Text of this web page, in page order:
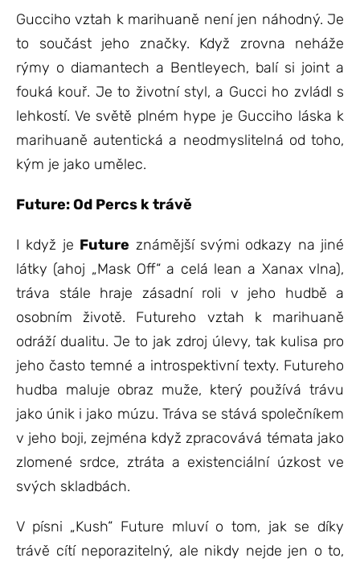
Gucciho vztah k marihuaně není jen náhodný. Je
to součást jeho značky. Když zrovna neháže
rýmy o diamantech a Bentleyech, balí si joint a
fouká kouř. Je to životní styl, a Gucci ho zvládl s
lehkostí. Ve světě plném hype je Gucciho láska k
marihuaně autentická a neodmyslitelná od toho,
kým je jako umělec.
Future: Od Percs k trávě
I když je Future známější svými odkazy na jiné
látky (ahoj „Mask Off“ a celá lean a Xanax vlna),
tráva stále hraje zásadní roli v jeho hudbě a
osobním životě. Futureho vztah k marihuaně
odráží dualitu. Je to jak zdroj úlevy, tak kulisa pro
jeho často temné a introspektivní texty. Futureho
hudba maluje obraz muže, který používá trávu
jako únik i jako múzu. Tráva se stává společníkem
v jeho boji, zejména když zpracovává témata jako
zlomené srdce, ztráta a existenciální úzkost ve
svých skladbách.
V písni „Kush“ Future mluví o tom, jak se díky
trávě cítí neporazitelný, ale nikdy nejde jen o to,